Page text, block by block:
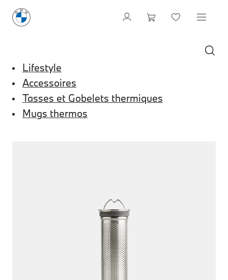
Lifestyle
Accessoires
Tasses et Gobelets thermiques
Mugs thermos